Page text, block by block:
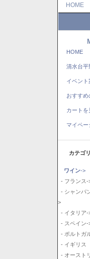
HOME
HOME
清水台平
イベント
おすすめ
カートを
マイペー
カテゴリ
ワイン->
- フランス-
- シャンパ
>
- イタリア-
- スペイン-
- ポルトガ
- イギリス
- オースト